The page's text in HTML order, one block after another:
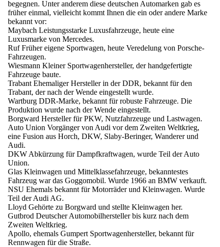
begegnen. Unter anderem diese deutschen Automarken gab es
früher einmal, vielleicht kommt Ihnen die ein oder andere Marke
bekannt vor:
Maybach Leistungsstarke Luxusfahrzeuge, heute eine
Luxusmarke von Mercedes.
RufFrüher eigene Sportwagen, heute Veredelung von Porsche-
Fahrzeugen.
Wiesmann Kleiner Sportwagenhersteller, der handgefertigte
Fahrzeuge baute.
Trabant Ehemaliger Hersteller in der DDR, bekannt für den
Trabant, der nach der Wende eingestellt wurde.
Wartburg DDR-Marke, bekannt für robuste Fahrzeuge. Die
Produktion wurde nach der Wende eingestellt.
Borgward Hersteller für PKW, Nutzfahrzeuge und Lastwagen.
Auto Union Vorgänger von Audi vor dem Zweiten Weltkrieg,
eine Fusion aus Horch, DKW, Slaby-Beringer, Wanderer und
Audi.
DKW Abkürzung für Dampfkraftwagen, wurde Teil der Auto
Union.
Glas Kleinwagen und Mittelklassefahrzeuge, bekanntestes
Fahrzeug war das Goggomobil. Wurde 1966 an BMW verkauft.
NSU Ehemals bekannt für Motorräder und Kleinwagen. Wurde
Teil der Audi AG.
Lloyd Gehörte zu Borgward und stellte Kleinwagen her.
Gutbrod Deutscher Automobilhersteller bis kurz nach dem
Zweiten Weltkrieg.
Apollo, ehemals Gumpert Sportwagenhersteller, bekannt für
Rennwagen für die Straße.